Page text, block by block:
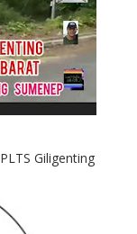
Giligenting